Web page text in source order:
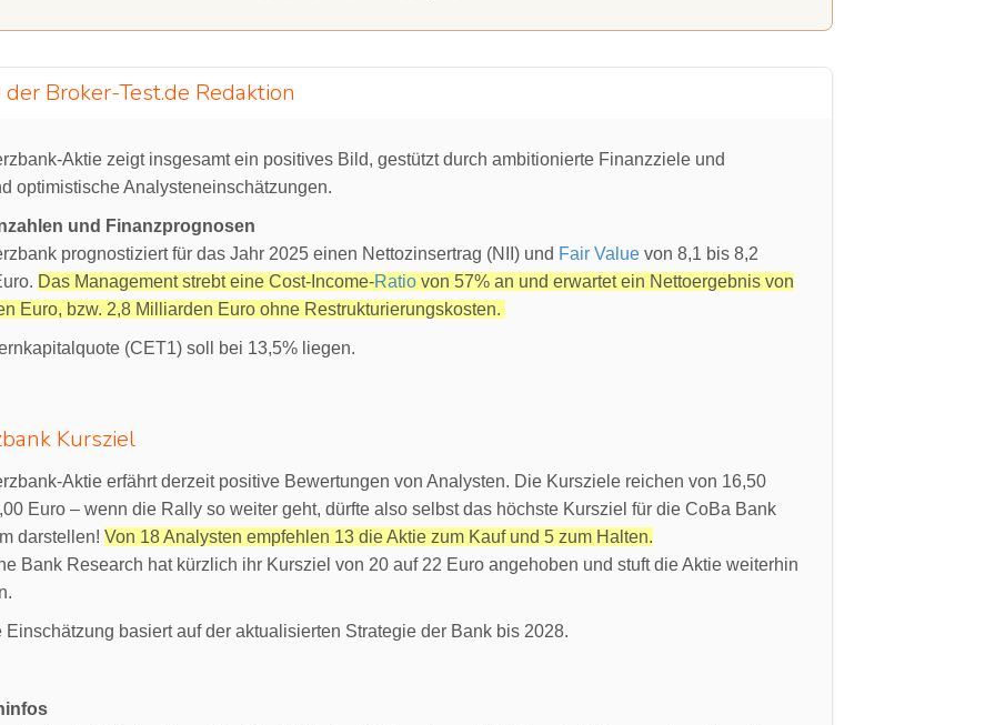
Broker-Test.de Redaktion
Aktie zeigt insgesamt ein positives Bild, gestützt durch ambitionierte Finanzziele und
optimistische Analysteneinschätzungen.
und Finanzprognosen
prognostiziert für das Jahr 2025 einen Nettozinsertrag (NII) und Fair Value von 8,1 bis 8,2
Das Management strebt eine Cost-Income-Ratio von 57% an und erwartet ein Nettoergebnis von
Euro, bzw. 2,8 Milliarden Euro ohne Restrukturierungskosten.
(CET1) soll bei 13,5% liegen.
Kursziel
Aktie erfährt derzeit positive Bewertungen von Analysten. Die Kursziele reichen von 16,50
Euro – wenn die Rally so weiter geht, dürfte also selbst das höchste Kursziel für die CoBa Bank
darstellen!Von 18 Analysten empfehlen 13 die Aktie zum Kauf und 5 zum Halten.
Bank Research hat kürzlich ihr Kursziel von 20 auf 22 Euro angehoben und stuft die Aktie weiterhin
Einschätzung basiert auf der aktualisierten Strategie der Bank bis 2028.